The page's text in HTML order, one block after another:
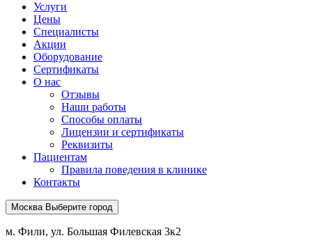
Услуги
Цены
Специалисты
Акции
Оборудование
Сертификаты
О нас
Отзывы
Наши работы
Способы оплаты
Лицензии и сертификаты
Реквизиты
Пациентам
Правила поведения в клинике
Контакты
Москва Выберите город
м. Фили, ул. Большая Филевская 3к2